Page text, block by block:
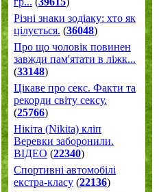
Різні знаки зодіаку: хто як
цілується. (36048)
Про що чоловік повинен
завжди пам'ятати в ліжк...
(33148)
Цікаве про секс. Факти та
рекорди світу сексу.
(25766)
Нікіта (Nikita) кліп
Веревки заборонили.
ВІДЕО (22340)
Спортивні автомобілі
екстра-класу (22136)